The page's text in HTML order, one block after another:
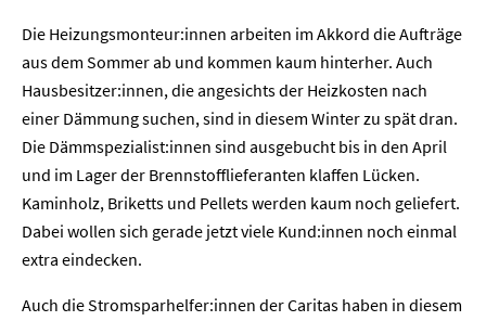
Die Heizungsmonteur:innen arbeiten im Akkord die Aufträge
aus dem Sommer ab und kommen kaum hinterher. Auch
Hausbesitzer:innen, die angesichts der Heizkosten nach
einer Dämmung suchen, sind in diesem Winter zu spät dran.
Die Dämmspezialist:innen sind ausgebucht bis in den April
und im Lager der Brennstofflieferanten klaffen Lücken.
Kaminholz, Briketts und Pellets werden kaum noch geliefert.
Dabei wollen sich gerade jetzt viele Kund:innen noch einmal
extra eindecken.
Auch die Stromsparhelfer:innen der Caritas haben in diesem